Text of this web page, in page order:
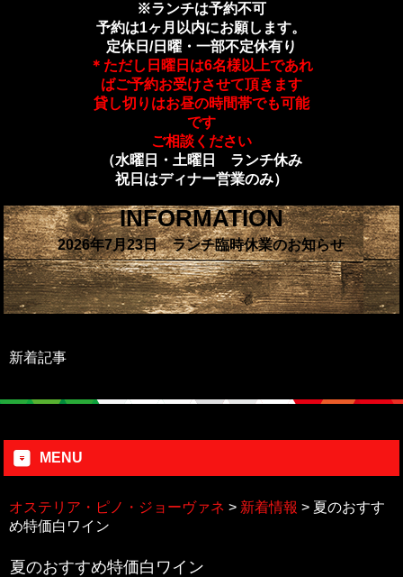
※ランチは予約不可
予約は1ヶ月以内にお願します。
定休日/日曜・一部不定休有り
＊ただし日曜日は6名様以上であれ
ばご予約お受けさせて頂きます
貸し切りはお昼の時間帯でも可能
です
ご相談ください
（水曜日・土曜日 ランチ休み
祝日はディナー営業のみ）
INFORMATION
2026年7月23日 ランチ臨時休業のお知らせ
新着記事
MENU
オステリア・ピノ・ジョーヴァネ > 新着情報 > 夏のおすす
め特価白ワイン
夏のおすすめ特価白ワイン